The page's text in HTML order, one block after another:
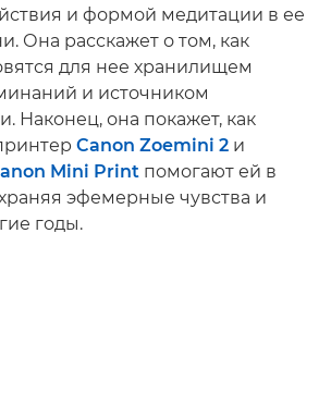
и формой медитации в ее
Она расскажет о том, как
для нее хранилищем
и источником
Наконец, она покажет, как
Canon Zoemini 2 и
Mini Print помогают ей в
эфемерные чувства и
годы.